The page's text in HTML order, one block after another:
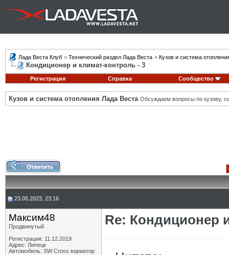
Лада Веста Клуб > Технический раздел Лада Веста > Кузов и система
Кондиционер и климат-контроль - 3
Регистрация Справка Сообщество
Кузов и система отопления Лада Веста Обсуждаем вопросы по кузову,
23.05.2023, 23:16
Максим48
Продвинутый
Регистрация: 11.12.2019
Адрес: Липецк
Автомобиль: SW Cross вариатор
Re: Кондиционер